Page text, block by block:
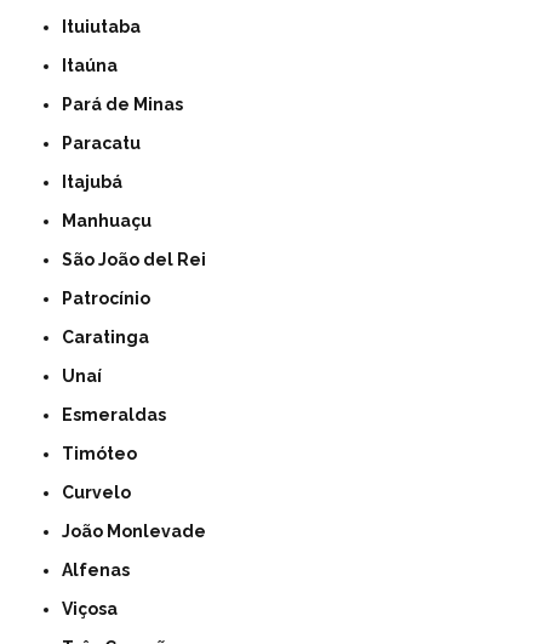
Ituiutaba
Itaúna
Pará de Minas
Paracatu
Itajubá
Manhuaçu
São João del Rei
Patrocínio
Caratinga
Unaí
Esmeraldas
Timóteo
Curvelo
João Monlevade
Alfenas
Viçosa